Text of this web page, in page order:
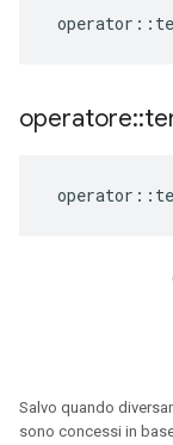
operator ::
operatore::
operator ::
Salvo quando
sono concessi in